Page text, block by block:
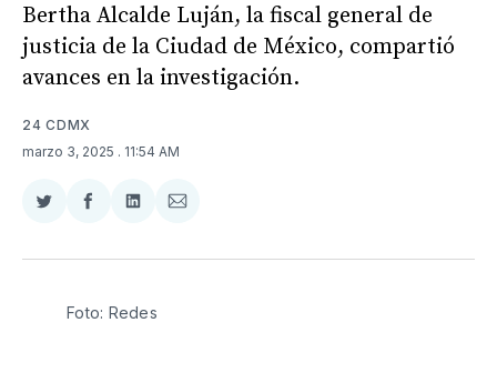
Bertha Alcalde Luján, la fiscal general de
justicia de la Ciudad de México, compartió
avances en la investigación.
24 CDMX
marzo 3, 2025 . 11:54 AM
Compartir
Twitter
Compartir
Facebook
Compartir
LinkedIn
Compartir
Email
Foto: Redes